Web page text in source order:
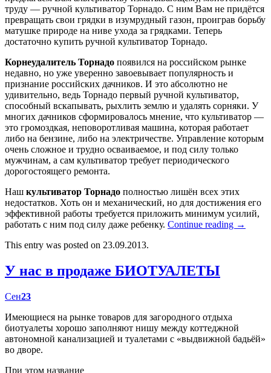
труду — ручной культиватор Торнадо. С ним Вам не придётся
превращать свои грядки в изумрудный газон, проиграв борьбу
матушке природе на ниве ухода за грядками. Теперь
достаточно купить ручной культиватор Торнадо.
Корнеудалитель Торнадо появился на российском рынке
недавно, но уже уверенно завоевывает популярность и
признание российских дачников. И это абсолютно не
удивительно, ведь Торнадо первый ручной культиватор,
способный вскапывать, рыхлить землю и удалять сорняки. У
многих дачников сформировалось мнение, что культиватор —
это громоздкая, неповоротливая машина, которая работает
либо на бензине, либо на электричестве. Управление которым
очень сложное и трудно осваиваемое, и под силу только
мужчинам, а сам культиватор требует периодического
дорогостоящего ремонта.
Наш культиватор Торнадо полностью лишён всех этих
недостатков. Хоть он и механический, но для достижения его
эффективной работы требуется приложить минимум усилий,
работать с ним под силу даже ребенку. Continue reading →
This entry was posted on 23.09.2013.
У нас в продаже БИОТУАЛЕТЫ
Сен23
Имеющиеся на рынке товаров для загородного отдыха
биотуалеты хорошо заполняют нишу между коттеджной
автономной канализацией и туалетами с «выдвижной бадьёй»
во дворе.
При этом название